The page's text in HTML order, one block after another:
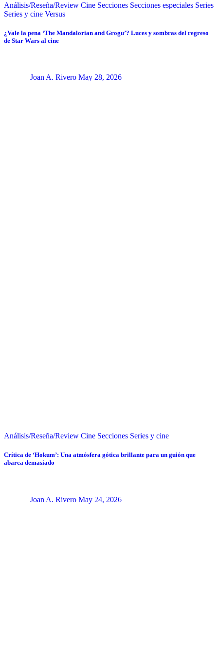
Análisis/Reseña/Review Cine Secciones Secciones especiales Series
Series y cine Versus
¿Vale la pena ‘The Mandalorian and Grogu’? Luces y sombras del regreso
de Star Wars al cine
Joan A. Rivero May 28, 2026
Análisis/Reseña/Review Cine Secciones Series y cine
Crítica de ‘Hokum’: Una atmósfera gótica brillante para un guión que
abarca demasiado
Joan A. Rivero May 24, 2026